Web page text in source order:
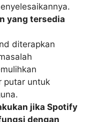
yang tersedia
diterapkan
putar untuk
jika Spotify
dengan